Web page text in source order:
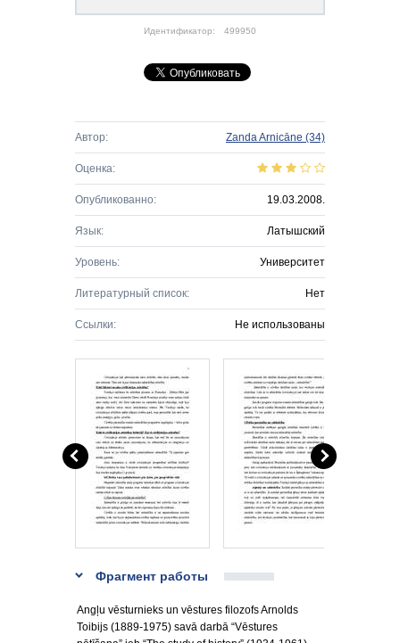
Идентификатор: 499950
Автор: Zanda Arnicāne (34)
Оценка:
Опубликованно: 19.03.2008.
Язык: Латышский
Уровень: Университет
Литературный список: Нет
Ссылки: Не использованы
Фрагмент работы
Angļu vēsturnieks un vēstures filozofs Arnolds
Toibijs (1889-1975) savā darbā “Vēstures